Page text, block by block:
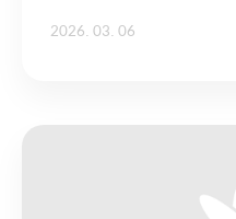
2026. 03. 06